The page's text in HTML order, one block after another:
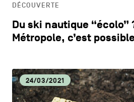
DÉCOUVERTE
Du ski nautique “écolo”
Métropole, c’est
24/03/2021